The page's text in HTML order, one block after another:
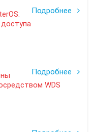
Подробнее
Подробнее
WDS